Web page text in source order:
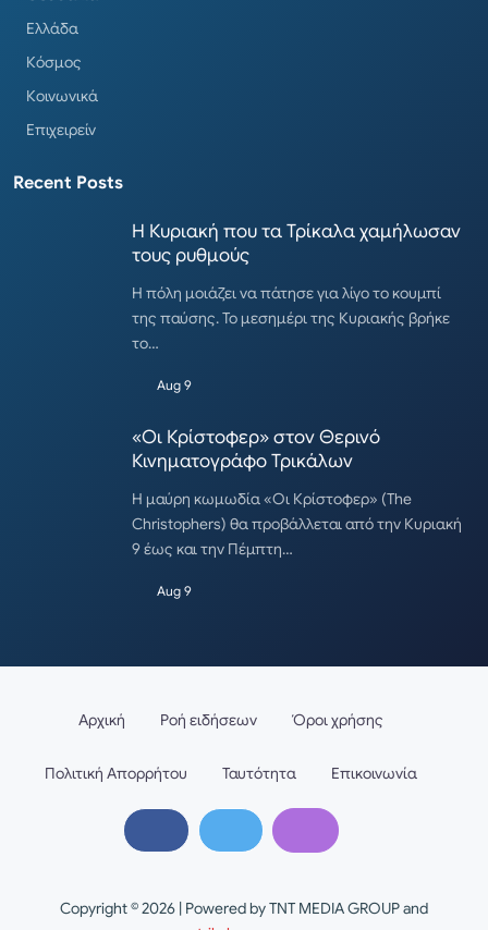
Ελλάδα
Κόσμος
Κοινωνικά
Επιχειρείν
Recent Posts
Η Κυριακή που τα Τρίκαλα χαμήλωσαν
τους ρυθμούς
Η πόλη μοιάζει να πάτησε για λίγο το κουμπί
της παύσης. Το μεσημέρι της Κυριακής βρήκε
το…
Aug 9
«Οι Κρίστοφερ» στον Θερινό
Κινηματογράφο Τρικάλων
Η μαύρη κωμωδία «Οι Κρίστοφερ» (The
Christophers) θα προβάλλεται από την Κυριακή
9 έως και την Πέμπτη…
Aug 9
Copyright © 2026 | Powered by TNT MEDIA GROUP and
Αρχική Ροή ειδήσεων Όροι χρήσης
Πολιτική Απορρήτου Ταυτότητα Επικοινωνία